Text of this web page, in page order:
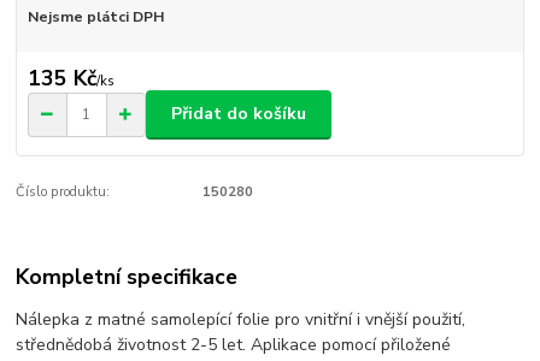
Nejsme plátci DPH
135 Kč/ks
Přidat do košíku
Číslo produktu: 150280
Kompletní specifikace
Nálepka z matné samolepící folie pro vnitřní i vnější použití,
střednědobá životnost 2-5 let. Aplikace pomocí přiložené